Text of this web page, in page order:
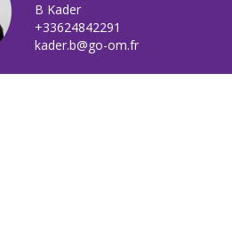
B Kader
+33624842291
kader.b@go-om.fr